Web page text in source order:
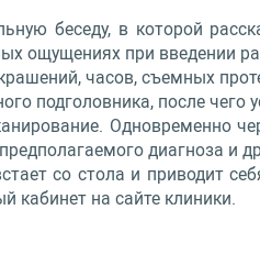
беседу, в которой
ощущениях при введении
часов, съемных
подголовника, после чего
Одновременно
диагноза и
со стола и приводит
кабинет на сайте клиники.